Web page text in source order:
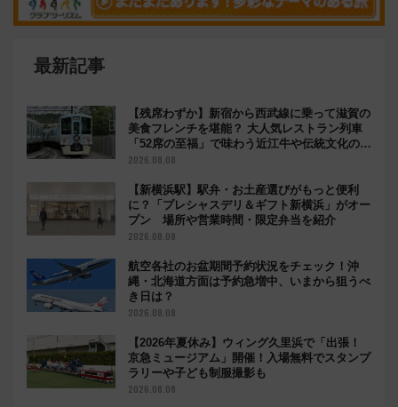
最新記事
【残席わずか】新宿から西武線に乗って滋賀の
美食フレンチを堪能？ 大人気レストラン列車
「52席の至福」で味わう近江牛や伝統文化の特
別コラボ
2026.08.08
【新横浜駅】駅弁・お土産選びがもっと便利
に？「プレシャスデリ＆ギフト新横浜」がオー
プン 場所や営業時間・限定弁当を紹介
2026.08.08
航空各社のお盆期間予約状況をチェック！沖
縄・北海道方面は予約急増中、いまから狙うべ
き日は？
2026.08.08
【2026年夏休み】ウィング久里浜で「出張！
京急ミュージアム」開催！入場無料でスタンプ
ラリーや子ども制服撮影も
2026.08.08